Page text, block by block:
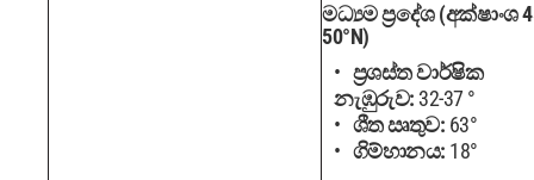
මධ්‍යම ප්‍රදේශ (අක්ෂාංශ
50°N)
ප්‍රශස්ත වාර්ෂික
නැඹුරුව: 32-37 °
ශීත ඍතුව: 63°
ගිම්හානය: 18°